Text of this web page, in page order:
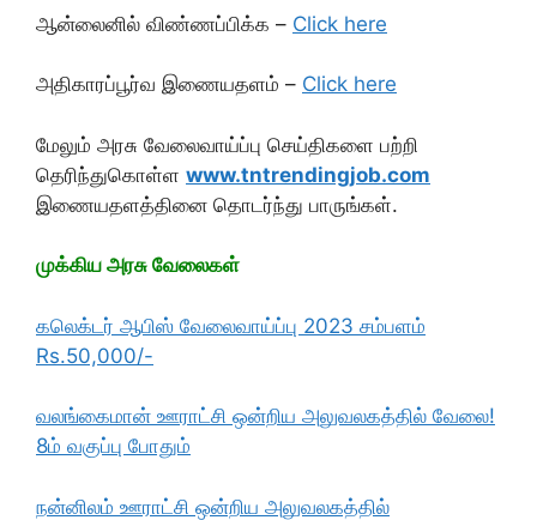
ஆன்லைனில் விண்ணப்பிக்க – Click here
அதிகாரப்பூர்வ இணையதளம் – Click here
மேலும் அரசு வேலைவாய்ப்பு செய்திகளை பற்றி
தெரிந்துகொள்ள www.tntrendingjob.com
இணையதளத்தினை தொடர்ந்து பாருங்கள்.
முக்கிய அரசு வேலைகள்
கலெக்டர் ஆபிஸ் வேலைவாய்ப்பு 2023 சம்பளம்
Rs.50,000/-
வலங்கைமான் ஊராட்சி ஒன்றிய அலுவலகத்தில் வேலை!
8ம் வகுப்பு போதும்
நன்னிலம் ஊராட்சி ஒன்றிய அலுவலகத்தில்